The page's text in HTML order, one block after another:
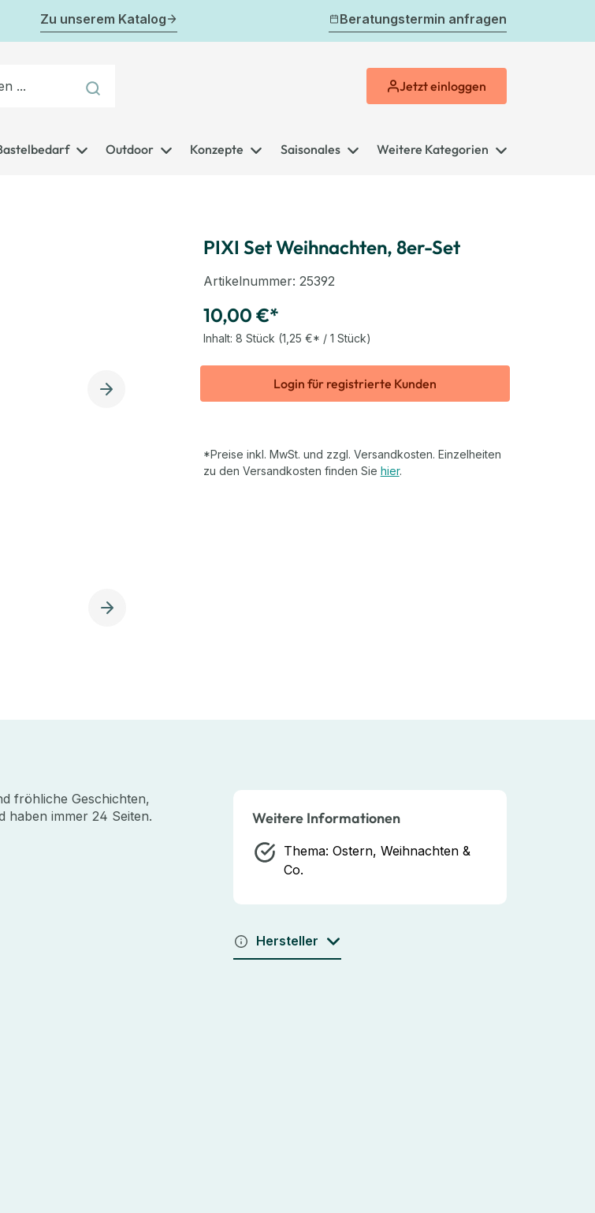
Zu unserem Katalog Beratungstermin anfragen
Jetzteinloggen
Outdoor Konzepte Saisonales Weitere Kategorien
PIXI Set Weihnachten, 8er-Set
Artikelnummer: 25392
10,00 €*
Inhalt: 8 Stück (1,25 €* / 1 Stück)
Login für registrierte Kunden
*Preise inkl. MwSt. und zzgl. Versandkosten. Einzelheiten
zu den Versandkosten finden Sie hier.
fröhliche Geschichten,
haben immer 24 Seiten.
Weitere Informationen
Thema: Ostern, Weihnachten &
Co.
Hersteller